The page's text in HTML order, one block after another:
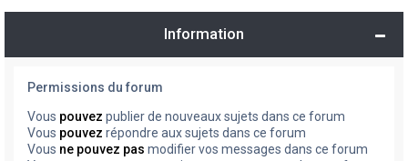
Information
Permissions du forum
Vous pouvez publier de nouveaux sujets dans ce forum
Vous pouvez répondre aux sujets dans ce forum
Vous ne pouvez pas modifier vos messages dans ce forum